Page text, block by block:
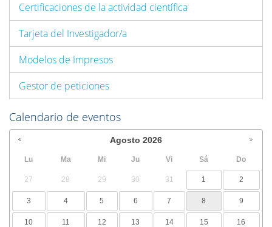
Certificaciones de la actividad científica
Tarjeta del Investigador/a
Modelos de Impresos
Gestor de peticiones
Calendario de eventos
Agosto 2026
Lu Ma Mi Ju Vi Sá Do
27 28 29 30 31 1 2
3 4 5 6 7 8 9
10 11 12 13 14 15 16